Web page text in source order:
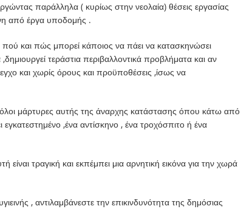
παράλληλα ( κυρίως στην νεολαία) θέσεις εργασίας
από έργα υποδομής .
και πώς μπορεί κάποιος να πάει να κατασκηνώσει
τεράστια περιβαλλοντικά προβλήματα και αν
και χωρίς όρους και προϋποθέσεις ,ίσως να
μάρτυρες αυτής της άναρχης κατάστασης όπου κάτω από
,ένα αντίσκηνο , ένα τροχόσπιτο ή ένα
τραγική και εκπέμπει μια αρνητική εικόνα για την χωρά
, αντιλαμβάνεστε την επικινδυνότητα της δημόσιας